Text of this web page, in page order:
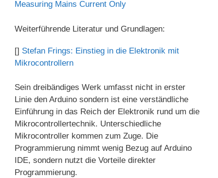
Measuring Mains Current Only
Weiterführende Literatur und Grundlagen:
[] Stefan Frings: Einstieg in die Elektronik mit
Mikrocontrollern
Sein dreibändiges Werk umfasst nicht in erster
Linie den Arduino sondern ist eine verständliche
Einführung in das Reich der Elektronik rund um die
Mikrocontrollertechnik. Unterschiedliche
Mikrocontroller kommen zum Zuge. Die
Programmierung nimmt wenig Bezug auf Arduino
IDE, sondern nutzt die Vorteile direkter
Programmierung.